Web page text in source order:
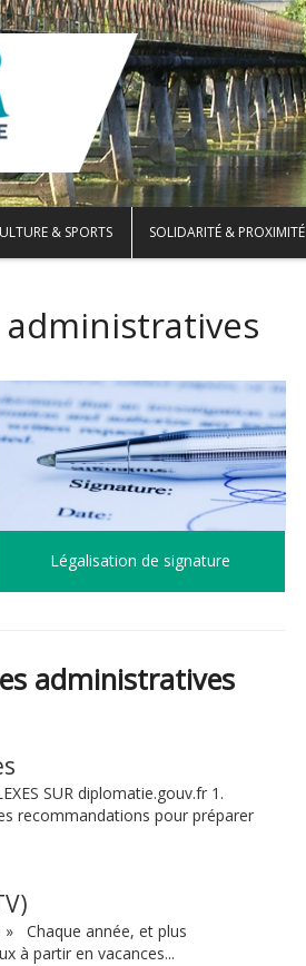
& SPORTS SOLIDARITÉ & PROXIMITÉ
Légalisation de signature
administratives
SUR diplomatie.gouv.fr 1.
recommandations pour préparer
» Chaque année, et plus
à partir en vacances...